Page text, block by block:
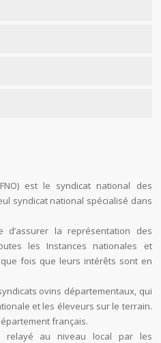
est le syndicat national des
syndicat national spécialisé dans
d’assurer la représentation des
les Instances nationales et
fois que leurs intérêts sont en
ovins départementaux, qui
et les éleveurs sur le terrain.
français.
au niveau local par les